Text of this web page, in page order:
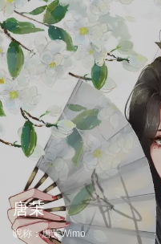
唐茉
昵称：唐茉Wimo